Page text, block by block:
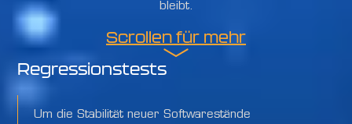
bleibt.
Scrollen für mehr
Regressionstests
Um die Stabilität neuer Softwarestände